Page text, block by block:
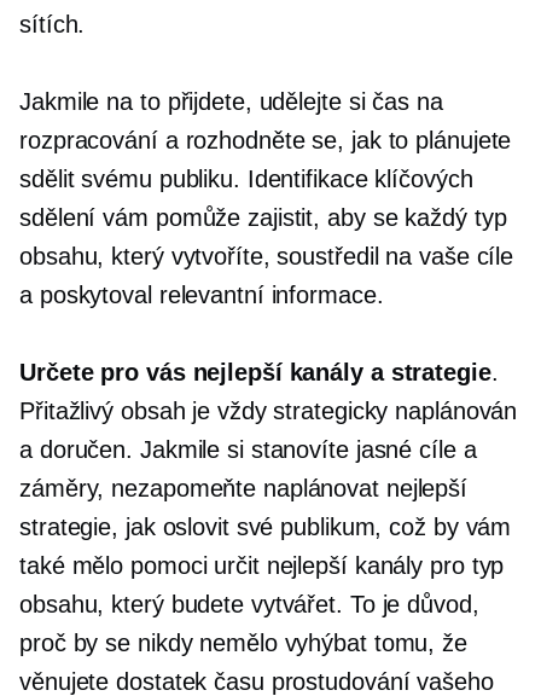
sítích.
Jakmile na to přijdete, udělejte si čas na
rozpracování a rozhodněte se, jak to plánujete
sdělit svému publiku. Identifikace klíčových
sdělení vám pomůže zajistit, aby se každý typ
obsahu, který vytvoříte, soustředil na vaše cíle
a poskytoval relevantní informace.
Určete pro vás nejlepší kanály a strategie.
Přitažlivý obsah je vždy strategicky naplánován
a doručen. Jakmile si stanovíte jasné cíle a
záměry, nezapomeňte naplánovat nejlepší
strategie, jak oslovit své publikum, což by vám
také mělo pomoci určit nejlepší kanály pro typ
obsahu, který budete vytvářet. To je důvod,
proč by se nikdy nemělo vyhýbat tomu, že
věnujete dostatek času prostudování vašeho